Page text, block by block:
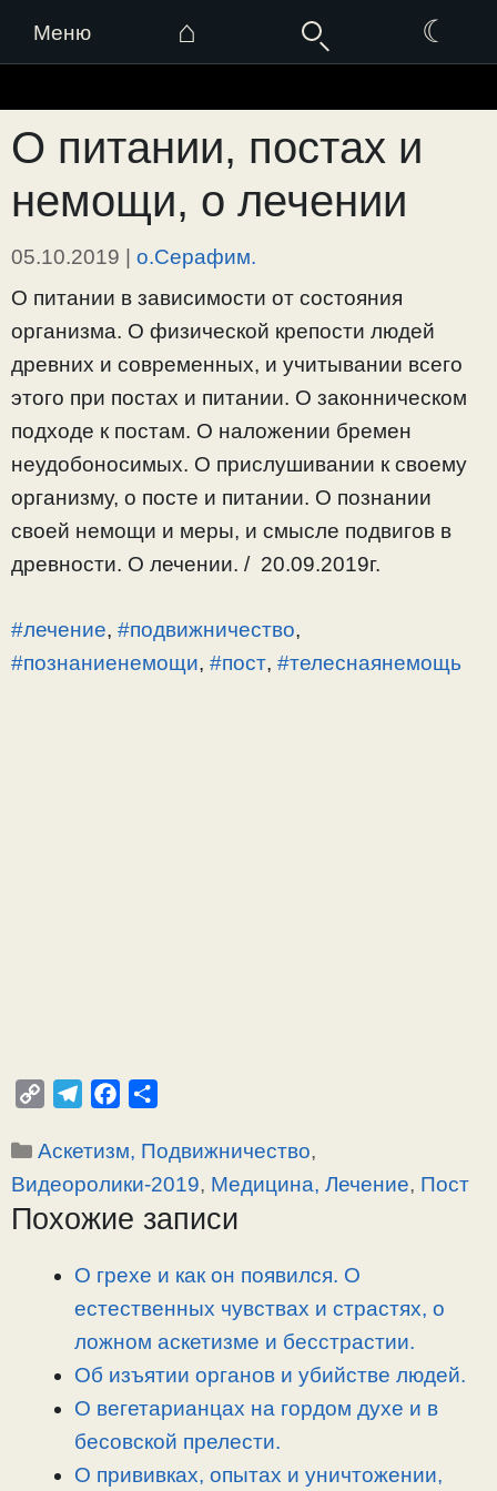
Меню ⌂ ☾
к
содержимому
О питании, постах и
немощи, о лечении
05.10.2019 | о.Серафим.
О питании в зависимости от состояния
организма. О физической крепости людей
древних и современных, и учитывании всего
этого при постах и питании. О законническом
подходе к постам. О наложении бремен
неудобоносимых. О прислушивании к своему
организму, о посте и питании. О познании
своей немощи и меры, и смысле подвигов в
древности. О лечении. / 20.09.2019г.
#лечение, #подвижничество,
#познаниенемощи, #пост, #телеснаянемощь
p
y
L
l
e
g
a
c
e
b
п
р
а
Рубрики
Аскетизм, Подвижничество,
Видеоролики-2019, Медицина, Лечение, Пост
Похожие записи
О грехе и как он появился. О
естественных чувствах и страстях, о
ложном аскетизме и бесстрастии.
Об изъятии органов и убийстве людей.
О вегетарианцах на гордом духе и в
бесовской прелести.
О прививках, опытах и уничтожении,